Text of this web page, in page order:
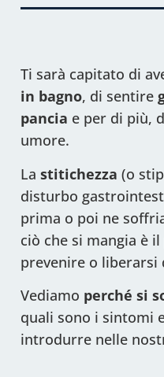
Ti sarà capitato di
in bagno, di sentire
pancia e per di più,
umore.
La stitichezza (o
disturbo
prima o poi ne
ciò che si mangia è
prevenire o liberarsi
Vediamo perché si
quali sono i sintomi
introdurre nelle